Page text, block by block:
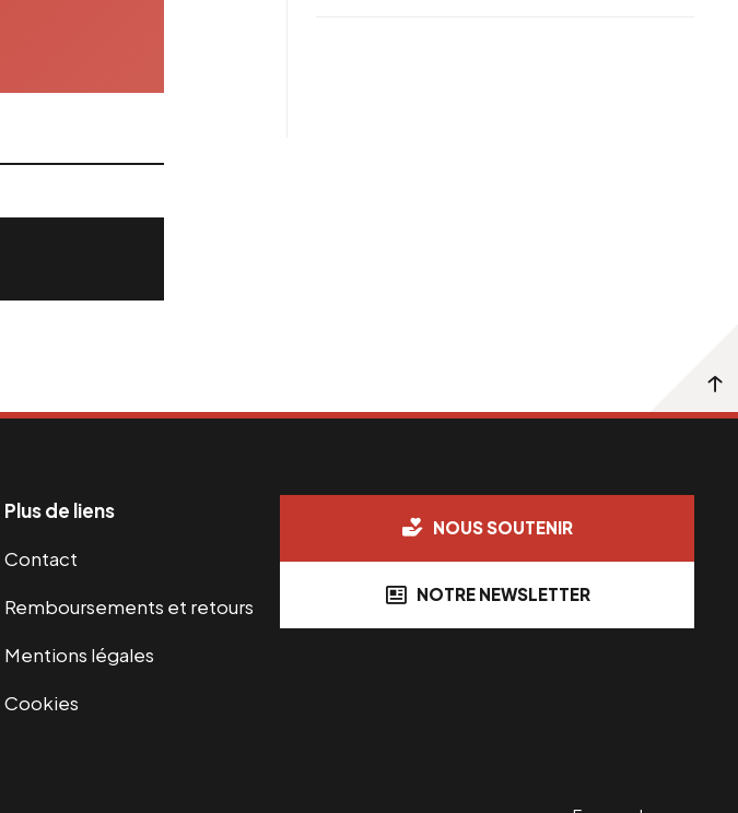
Plus de liens
Contact
Remboursements et retours
Mentions légales
Cookies
NOUS SOUTENIR
NOTRE NEWSLETTER